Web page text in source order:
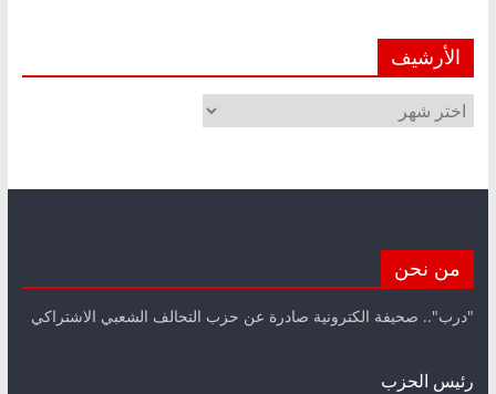
الأرشيف
الأرشيف
من نحن
"درب".. صحيفة الكترونية صادرة عن حزب التحالف الشعبي الاشتراكي
رئيس الحزب